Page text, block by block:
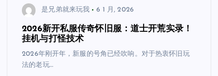
是兄弟就来玩我 6 1 月, 2026
2026新开私服传奇怀旧服：道士开荒实录！
挂机与打怪技术
2026年刚开年，新服的号角已经吹响。对于热衷怀旧玩
法的老玩…